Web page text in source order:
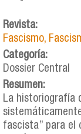
Revista:
Fascismo,
Categoría:
Dossier Central
Resumen:
La historiografía
fascista” para el